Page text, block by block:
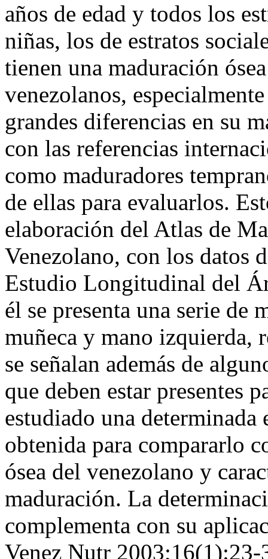
años de edad y todos los
niñas, los de estratos
tienen una maduración
venezolanos,
grandes diferencias en su
con las referencias
como maduradores
de ellas para evaluarlos.
elaboración del Atlas de
Venezolano, con los datos
Estudio Longitudinal del
él se presenta una serie de
muñeca y mano izquierda,
se señalan además de
que deben estar presentes
estudiado una
obtenida para compararlo
ósea del venezolano y
maduración. La
complementa con su
Venez Nutr